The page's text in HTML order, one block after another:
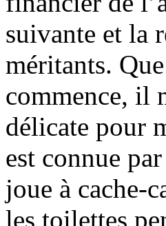
suivante et la
méritants.
commence, il
délicate pour
est connue
joue à cache-
les toilettes